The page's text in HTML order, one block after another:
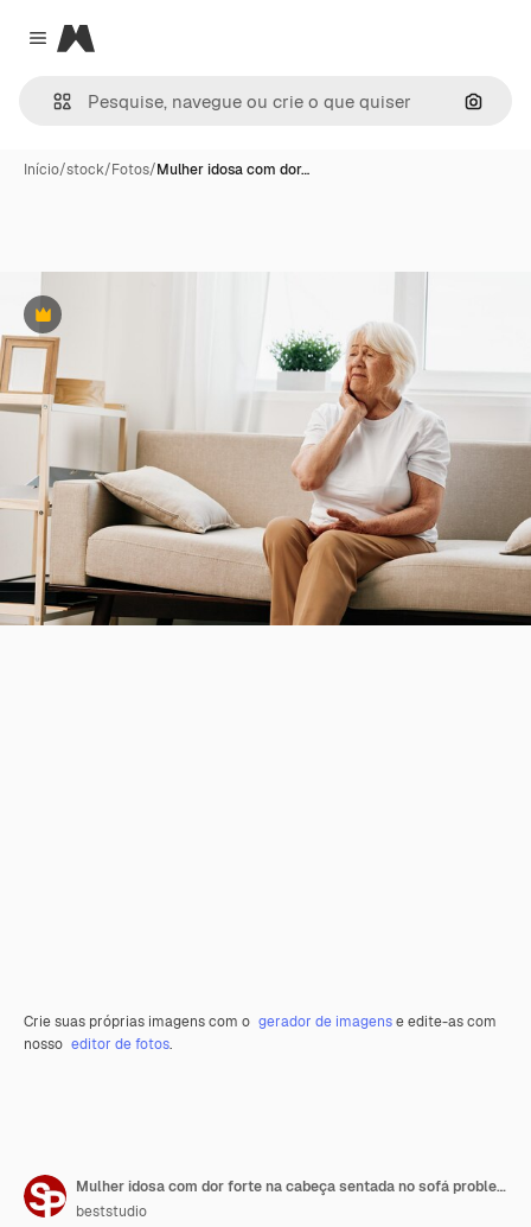
Close menu
Magnific
Início/stock/Fotos/Mulher idosa com dor…
Premium
Crie suas próprias imagens com o gerador de imagense edite-as com
nosso editor de fotos.
Mulher idosa com dor forte na cabeça sentada no sofá problemas de saúde na velhice má qualidade de vida Avó com cabelos grisalhos segurando a cabeça enxaqueca e pressão alta
beststudio